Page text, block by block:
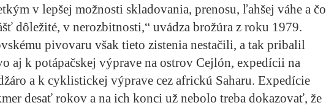
v lepšej možnosti skladovania, prenosu, ľahšej váhe a čo
dôležité, v nerozbitnosti,“ uvádza brožúra z roku 1979.
pivovaru však tieto zistenia nestačili, a tak pribalil
aj k potápačskej výprave na ostrov Cejlón, expedícii na
a k cyklistickej výprave cez africkú Saharu. Expedície
desať rokov a na ich konci už nebolo treba dokazovať, že